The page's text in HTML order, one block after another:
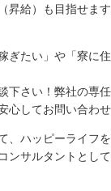
昇給）も目指せま
ぎたい」や「寮に
下さい！弊社の専
心してお問い合わ
、ハッピーライフ
ンサルタントとし